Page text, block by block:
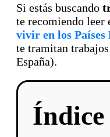
Si estás buscando
te recomiendo leer
vivir en los Países
te tramitan
España).
Índice